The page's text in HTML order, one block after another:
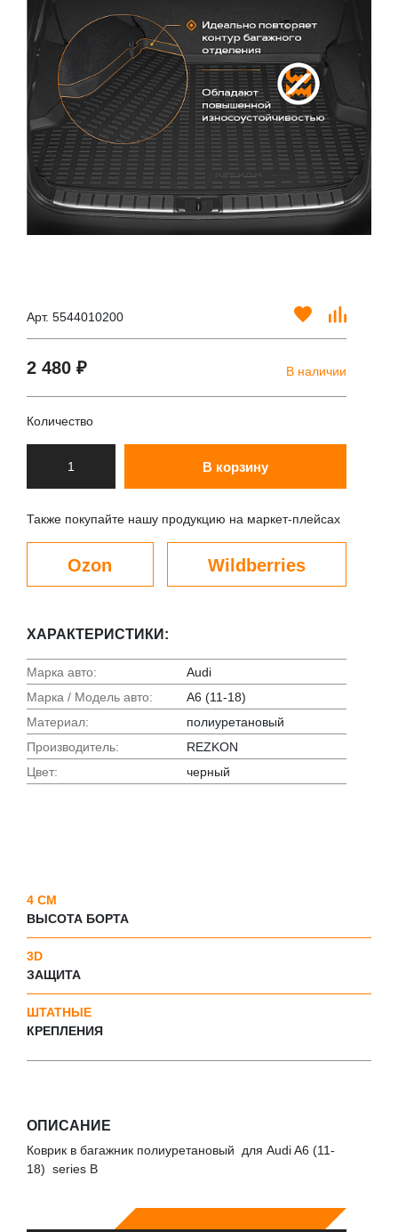
Арт. 5544010200
2 480 ₽ В наличии
Количество
В корзину
Также покупайте нашу продукцию на маркет-плейсах
Ozon Wildberries
ХАРАКТЕРИСТИКИ:
Марка авто:
Audi
Марка / Модель авто:
A6 (11-18)
Материал:
полиуретановый
Производитель:
REZKON
Цвет:
черный
4 СМ
ВЫСОТА БОРТА
3D
ЗАЩИТА
ШТАТНЫЕ
КРЕПЛЕНИЯ
ОПИСАНИЕ
Коврик в багажник полиуретановый для Audi A6 (11-
18) series B